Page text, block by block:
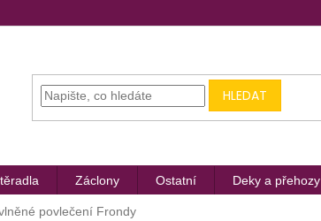
HLEDAT
Záclony Ostatní Deky a přehozy
povlečení Frondy